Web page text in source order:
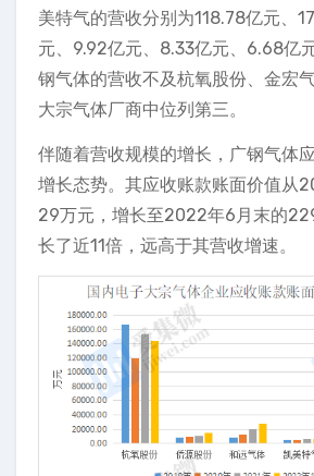
美特气的营收分别为118.78亿元、
元、9.92亿元、8.33亿元、6.68亿
钢气体的营收不及杭氧股份、金宏
大宗气体厂商中位列第三。
伴随着营收规模的增长，广钢气体
增长态势。其应收账款账面价值从
29万元，增长至2022年6月末的
长了近11倍，远高于其营收增速。